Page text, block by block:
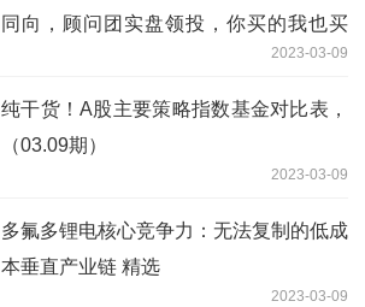
同向，顾问团实盘领投，你买的我也买
了，本期跟投份数【2份】，建议金额
1000元
2023-03-09
纯干货！A股主要策略指数基金对比表，
（03.09期）
2023-03-09
多氟多锂电核心竞争力：无法复制的低成
本垂直产业链 精选
2023-03-09